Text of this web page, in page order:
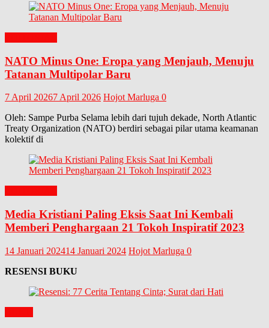
NATO Minus One: Eropa yang Menjauh, Menuju
Tatanan Multipolar Baru
7 April 20267 April 2026 Hojot Marluga 0
Oleh: Sampe Purba Selama lebih dari tujuh dekade, North Atlantic
Treaty Organization (NATO) berdiri sebagai pilar utama keamanan
kolektif di
Media Kristiani Paling Eksis Saat Ini Kembali
Memberi Penghargaan 21 Tokoh Inspiratif 2023
14 Januari 202414 Januari 2024 Hojot Marluga 0
RESENSI BUKU